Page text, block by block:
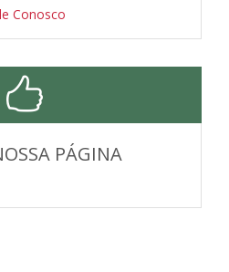
Conosco
PÁGINA